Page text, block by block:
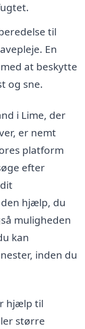
til
En
at beskytte
og sne.
i Lime, der
er nemt
platform
efter
hjælp, du
muligheden
kan
inden du
hjælp til
større